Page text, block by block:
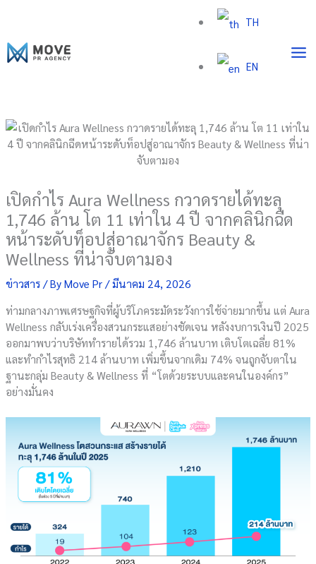
content
TH
EN
เปิดกำไร Aura Wellness กวาดรายได้ทะลุ
1,746 ล้าน โต 11 เท่าใน 4 ปี จากคลินิกฉีด
หน้าระดับท็อปสู่อาณาจักร Beauty &
Wellness ที่น่าจับตามอง
ข่าวสาร/ ByMove Pr/มีนาคม 24, 2026
ท่ามกลางภาพเศรษฐกิจที่ผู้บริโภคระมัดระวังการใช้จ่ายมากขึ้น แต่ Aura
Wellness กลับเร่งเครื่องสวนกระแสอย่างชัดเจน หลังงบการเงินปี 2025
ออกมาพบว่าบริษัททำรายได้รวม 1,746 ล้านบาท เติบโตเฉลี่ย 81%
และทำกำไรสุทธิ 214 ล้านบาท เพิ่มขึ้นจากเดิม 74% จนถูกจับตาใน
ฐานะกลุ่ม Beauty & Wellness ที่ “โตด้วยระบบและคนในองค์กร”
อย่างมั่นคง